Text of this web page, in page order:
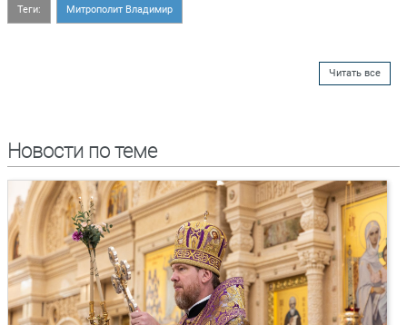
Теги: Митрополит Владимир
Читать все
Новости по теме